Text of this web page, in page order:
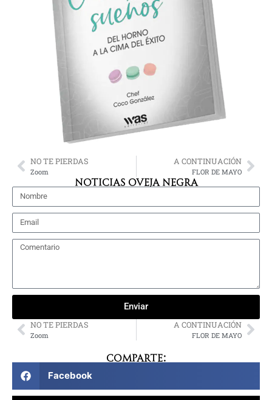
NO TE PIERDAS
Zoom
A CONTINUACIÓN
FLOR DE MAYO
NOTICIAS OVEJA NEGRA
Enviar
NO TE PIERDAS
Zoom
A CONTINUACIÓN
FLOR DE MAYO
Comparte:
Facebook